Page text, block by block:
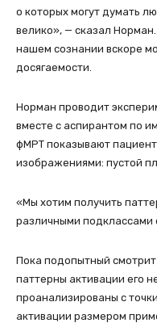
о которых могут думать
велико», — сказал
нашем сознании вскоре
досягаемости.
Норман проводит
вместе с аспирантом по
фМРТ показывают
изображениями: пустой
«Мы хотим получить
различными подклассами
Пока подопытный
паттерны активации его
проанализированы с
активации размером